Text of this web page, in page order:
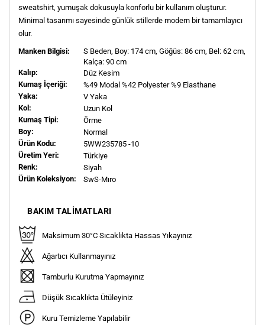
sweatshirt, yumuşak dokusuyla konforlu bir kullanım oluşturur.
Minimal tasarımı sayesinde günlük stillerde modern bir tamamlayıcı
olur.
Manken Bilgisi:
S Beden, Boy: 174 cm, Göğüs: 86 cm, Bel: 62 cm,
Kalça: 90 cm
Kalıp:
Düz Kesim
Kumaş İçeriği:
%49 Modal %42 Polyester %9 Elasthane
Yaka:
V Yaka
Kol:
Uzun Kol
Kumaş Tipi:
Örme
Boy:
Normal
Ürün Kodu:
5WW235785 -10
Üretim Yeri:
Türkiye
Renk:
Siyah
Ürün Koleksiyon:
SwS-Mıro
BAKIM TALIMATLARI
Maksimum 30°C Sıcaklıkta Hassas Yıkayınız
Ağartıcı Kullanmayınız
Tamburlu Kurutma Yapmayınız
Düşük Sıcaklıkta Ütüleyiniz
Kuru Temizleme Yapılabilir